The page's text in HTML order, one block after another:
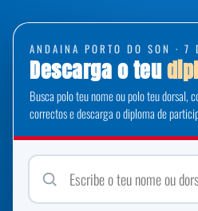
ANDAINA PORTO DO SON ·
Descarga o teu
Busca polo teu nome ou polo teu dorsal,
correctos e descarga o diploma de